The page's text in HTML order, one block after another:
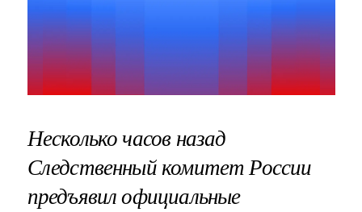
Несколько часов назад
Следственный комитет России
предъявил официальные